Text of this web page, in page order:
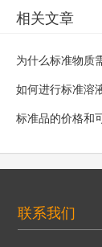
相关文章
为什么标准物质
如何进行标准溶
标准品的价格和
联系我们